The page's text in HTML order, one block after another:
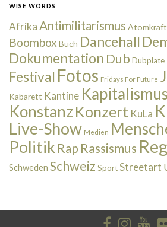
WISE WORDS
AfrikaAntimilitarismus Atomkraft
Boombox Buch Dancehall
Dokumentation Dub Dubplate
Festival Fotos Fridays For Future
Kabarett Kantine Kapitalismus
Konstanz Konzert KuLa
Live-Show Medien
Politik Rap Rassismus
Schweden Schweiz SportStreetart